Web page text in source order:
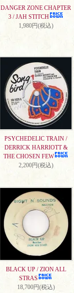
DANGER ZONE CHAPTER
3 / JAH STITCH
1,980円(税込)
PSYCHEDELIC TRAIN /
DERRICK HARRIOTT &
THE CHOSEN FEW
2,200円(税込)
BLACK UP / ZION ALL
STRAS
18,700円(税込)